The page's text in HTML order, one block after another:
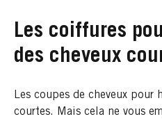
Les coiffures
des cheveux
Les coupes de cheveux pour
courtes. Mais cela ne vous